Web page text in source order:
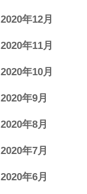
2020年12月
2020年11月
2020年10月
2020年9月
2020年8月
2020年7月
2020年6月